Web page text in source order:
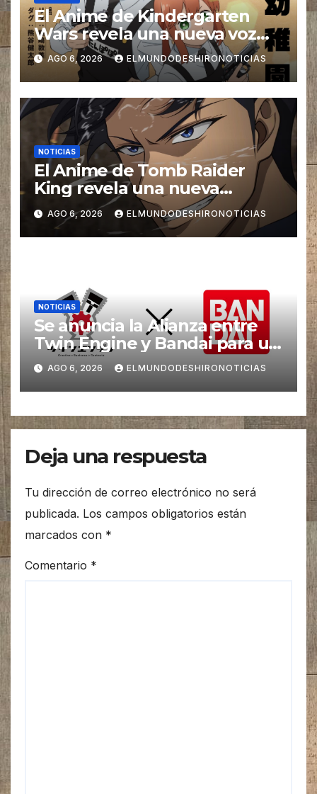
El Anime de Kindergarten
Wars revela una nueva voz
para su elenco se estrena en
el 2027
AGO 6, 2026 ELMUNDODESHIRONOTICIAS
NOTICIAS
El Anime de Tomb Raider
King revela una nueva
imagen promocional
AGO 6, 2026 ELMUNDODESHIRONOTICIAS
NOTICIAS
Se anuncia la Alianza entre
Twin Engine y Bandai para un
nuevos Animes
AGO 6, 2026 ELMUNDODESHIRONOTICIAS
Deja una respuesta
Tu dirección de correo electrónico no será
publicada. Los campos obligatorios están
marcados con *
Comentario *